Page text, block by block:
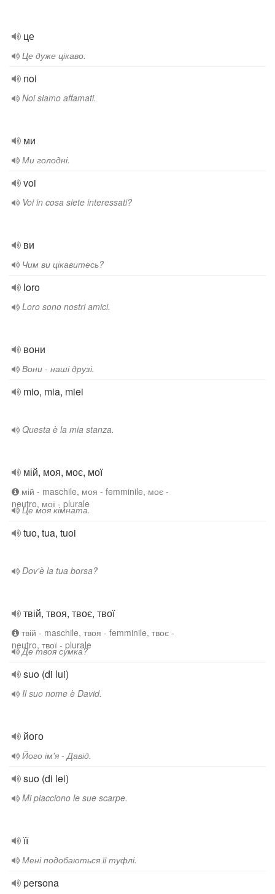
це
Це дуже цікаво.
noi
Noi siamo affamati.
ми
Ми голодні.
voi
Voi in cosa siete interessati?
ви
Чим ви цікавитесь?
loro
Loro sono nostri amici.
вони
Вони - наші друзі.
mio, mia, miei
Questa è la mia stanza.
мій, моя, моє, мої
мій - maschile, моя - femminile, моє -
neutro, мої - plurale
Це моя кімната.
tuo, tua, tuoi
Dov'è la tua borsa?
твій, твоя, твоє, твої
твій - maschile, твоя - femminile, твоє -
neutro, твої - plurale
Де твоя сумка?
suo (di lui)
Il suo nome è David.
його
Його ім'я - Давід.
suo (di lei)
Mi piacciono le sue scarpe.
її
Мені подобаються її туфлі.
persona